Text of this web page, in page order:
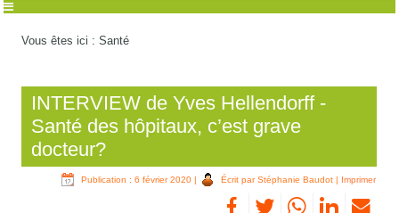
Vous êtes ici :Santé
INTERVIEW de Yves Hellendorff -
Santé des hôpitaux, c’est grave
docteur?
Publication : 6 février 2020 | Écrit par Stéphanie Baudot | Imprimer